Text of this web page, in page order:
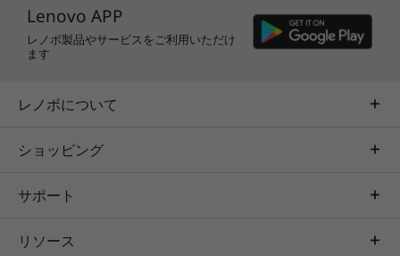
Windows 10 Homeを使いやすく
Windows 10 はなじみやすく、さらに使いやすく
進化。スタート画面に電源ボタンと検索ボタン、
れ、セキュリティとパフォーマンスも向上してい
は、 質問に答えて必要なアプリを開き、リマイ
できます。
Lenovo APP
レノボ製品やサービスをご利用いただけ
ます
レノボについて
ショッピング
サポート
リソース